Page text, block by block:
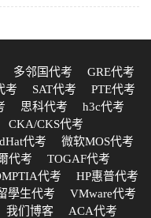
多邻国代考
GRE代考
考 SAT代考
PTE代考
思科代考
h3c代考
CKA/CKS代考
代考
微软MOS代考
代考
TOGAF代考
代考
HP惠普代考
學生代考
VMware代考
我们博客
ACA代考